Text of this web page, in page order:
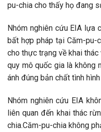
pu-chia cho thấy họ đang
Nhóm nghiên cứu EIA lựa
bất hợp pháp tại Căm-pu-
cho thực trạng về khai
quy mô quốc gia là không
ánh đúng bản chất tình
Nhóm nghiên cứu EIA
liên quan đến khai thác
chia.Căm-pu-chia không